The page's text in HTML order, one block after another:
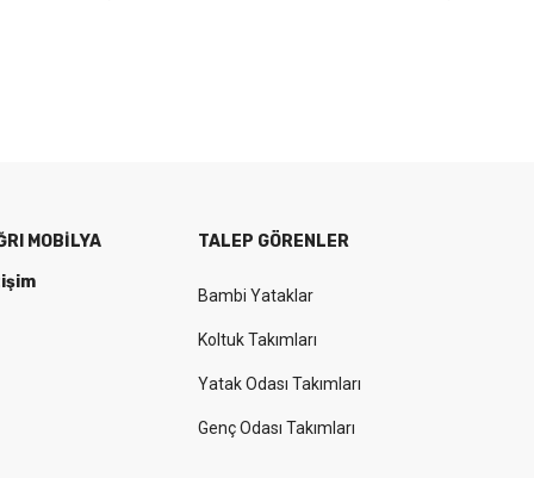
MOBILYA
TALEP GÖRENLER
Bambi Yataklar
Koltuk Takımları
Yatak Odası Takımları
Genç Odası Takımları